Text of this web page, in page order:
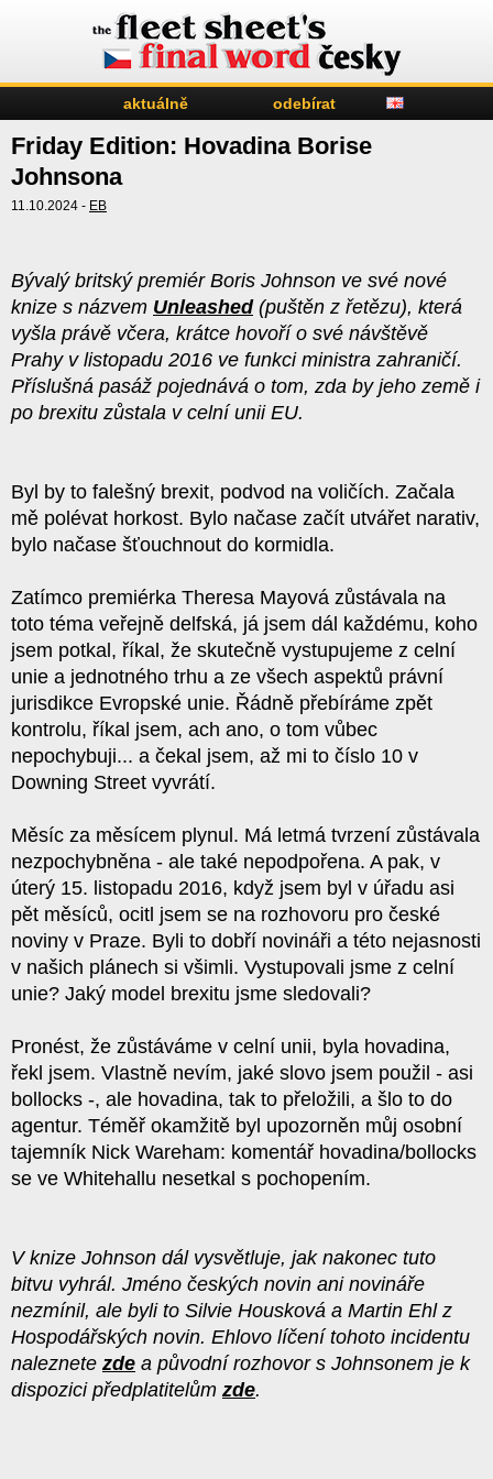
aktuálně odebírat
Friday Edition: Hovadina Borise
Johnsona
11.10.2024 - EB
Bývalý britský premiér Boris Johnson ve své nové
knize s názvem Unleashed(puštěn z řetězu), která
vyšla právě včera, krátce hovoří o své návštěvě
Prahy v listopadu 2016 ve funkci ministra zahraničí.
Příslušná pasáž pojednává o tom, zda by jeho země i
po brexitu zůstala v celní unii EU.
Byl by to falešný brexit, podvod na voličích. Začala
mě polévat horkost. Bylo načase začít utvářet narativ,
bylo načase šťouchnout do kormidla.
Zatímco premiérka Theresa Mayová zůstávala na
toto téma veřejně delfská, já jsem dál každému, koho
jsem potkal, říkal, že skutečně vystupujeme z celní
unie a jednotného trhu a ze všech aspektů právní
jurisdikce Evropské unie. Řádně přebíráme zpět
kontrolu, říkal jsem, ach ano, o tom vůbec
nepochybuji... a čekal jsem, až mi to číslo 10 v
Downing Street vyvrátí.
Měsíc za měsícem plynul. Má letmá tvrzení zůstávala
nezpochybněna - ale také nepodpořena. A pak, v
úterý 15. listopadu 2016, když jsem byl v úřadu asi
pět měsíců, ocitl jsem se na rozhovoru pro české
noviny v Praze. Byli to dobří novináři a této nejasnosti
v našich plánech si všimli. Vystupovali jsme z celní
unie? Jaký model brexitu jsme sledovali?
Pronést, že zůstáváme v celní unii, byla hovadina,
řekl jsem. Vlastně nevím, jaké slovo jsem použil - asi
bollocks -, ale hovadina, tak to přeložili, a šlo to do
agentur. Téměř okamžitě byl upozorněn můj osobní
tajemník Nick Wareham: komentář hovadina/bollocks
se ve Whitehallu nesetkal s pochopením.
V knize Johnson dál vysvětluje, jak nakonec tuto
bitvu vyhrál. Jméno českých novin ani novináře
nezmínil, ale byli to Silvie Housková a Martin Ehl z
Hospodářských novin. Ehlovo líčení tohoto incidentu
naleznete zde a původní rozhovor s Johnsonem je k
dispozici předplatitelům zde.